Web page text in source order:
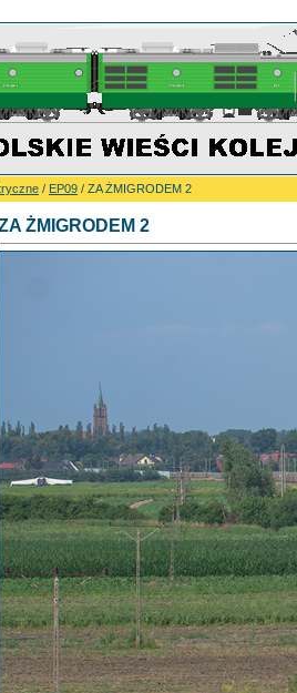
/ EP09 / ZA ŻMIGRODEM 2
ŻMIGRODEM 2